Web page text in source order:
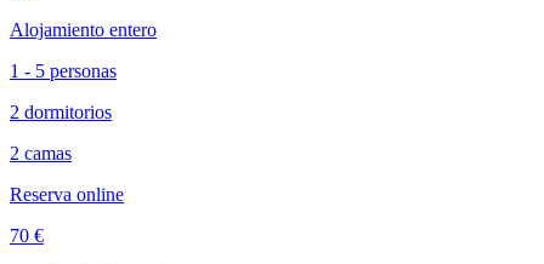
Alojamiento entero
1 - 5 personas
2 dormitorios
2 camas
Reserva online
70 €